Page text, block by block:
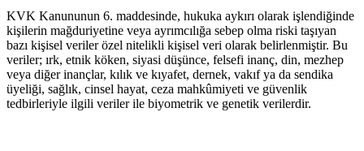
KVK Kanununun 6. maddesinde, hukuka aykırı olarak işlendiğinde
kişilerin mağduriyetine veya ayrımcılığa sebep olma riski taşıyan
bazı kişisel veriler özel nitelikli kişisel veri olarak belirlenmiştir. Bu
veriler; ırk, etnik köken, siyasi düşünce, felsefi inanç, din, mezhep
veya diğer inançlar, kılık ve kıyafet, dernek, vakıf ya da sendika
üyeliği, sağlık, cinsel hayat, ceza mahkûmiyeti ve güvenlik
tedbirleriyle ilgili veriler ile biyometrik ve genetik verilerdir.